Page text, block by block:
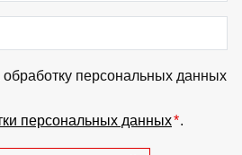
персональных данных
персональных данных*.